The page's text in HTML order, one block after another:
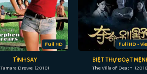
Full HD
TÌNH SAY
Tamara Drewe (2010)
Full HD -
BIỆT THỰ ĐOẠT
The Villa of Death